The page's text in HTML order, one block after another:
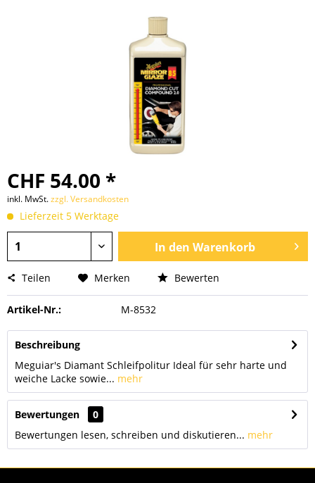
CHF 54.00 *
inkl. MwSt.zzgl. Versandkosten
Lieferzeit 5 Werktage
In den Warenkorb
Teilen Merken Bewerten
Artikel-Nr.: M-8532
Beschreibung
Meguiar's Diamant Schleifpolitur Ideal für sehr harte und
weiche Lacke sowie... mehr
Bewertungen
0
Bewertungen lesen, schreiben und diskutieren... mehr